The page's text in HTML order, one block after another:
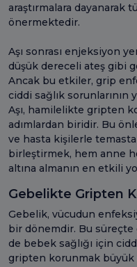
araştırmalara dayanarak
önermektedir.
Aşı sonrası enjeksiyon
düşük dereceli ateş gibi
Ancak bu etkiler, grip
ciddi sağlık sorunlarının
Aşı, hamilelikte gripten
adımlardan biridir. Bu
ve hasta kişilerle
birleştirmek, hem anne
altına almanın en etkili
Gebelikte Gripten
Gebelik, vücudun
bir dönemdir. Bu
de bebek sağlığı için
gripten korunmak büyük